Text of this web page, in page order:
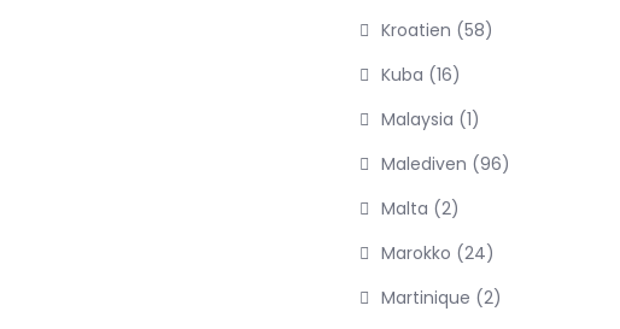
Kroatien (58)
Kuba (16)
Malaysia (1)
Malediven (96)
Malta (2)
Marokko (24)
Martinique (2)